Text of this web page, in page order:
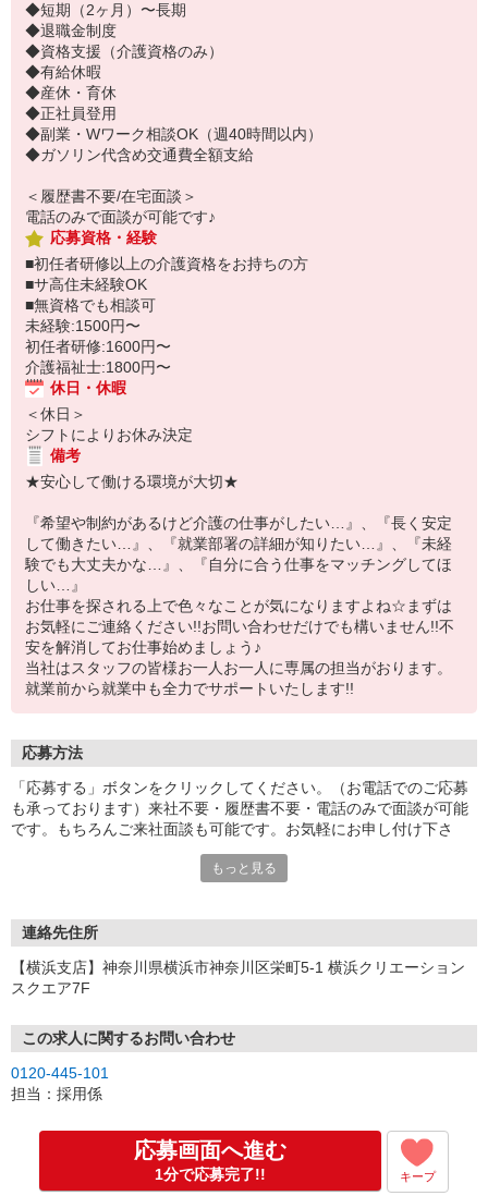
◆短期（2ヶ月）〜長期
◆退職金制度
◆資格支援（介護資格のみ）
◆有給休暇
◆産休・育休
◆正社員登用
◆副業・Wワーク相談OK（週40時間以内）
◆ガソリン代含め交通費全額支給
＜履歴書不要/在宅面談＞
電話のみで面談が可能です♪
応募資格・経験
■初任者研修以上の介護資格をお持ちの方
■サ高住未経験OK
■無資格でも相談可
未経験:1500円〜
初任者研修:1600円〜
介護福祉士:1800円〜
休日・休暇
＜休日＞
シフトによりお休み決定
備考
★安心して働ける環境が大切★
『希望や制約があるけど介護の仕事がしたい…』、『長く安定
して働きたい…』、『就業部署の詳細が知りたい…』、『未経
験でも大丈夫かな…』、『自分に合う仕事をマッチングしてほ
しい…』
お仕事を探される上で色々なことが気になりますよね☆まずは
お気軽にご連絡ください!!お問い合わせだけでも構いません!!不
安を解消してお仕事始めましょう♪
当社はスタッフの皆様お一人お一人に専属の担当がおります。
就業前から就業中も全力でサポートいたします!!
応募方法
「応募する」ボタンをクリックしてください。（お電話でのご応募
も承っております）来社不要・履歴書不要・電話のみで面談が可能
です。もちろんご来社面談も可能です。お気軽にお申し付け下さ
もっと見る
連絡先住所
【横浜支店】神奈川県横浜市神奈川区栄町5-1 横浜クリエーション
スクエア7F
この求人に関するお問い合わせ
0120-445-101
担当：採用係
応募画面へ進む
1分で応募完了!! キープ